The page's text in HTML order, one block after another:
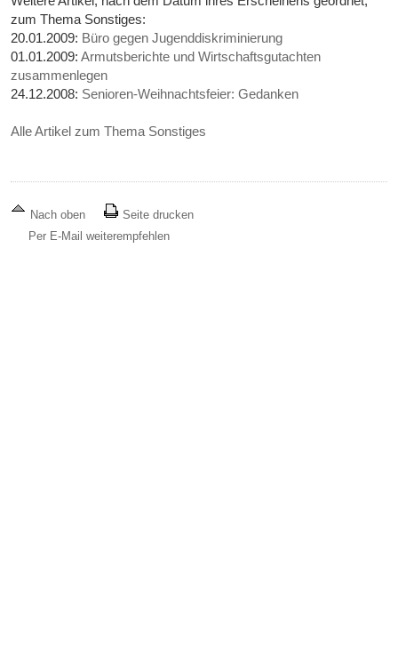
zum Thema Sonstiges:
20.01.2009: Büro gegen Jugenddiskriminierung
01.01.2009:Armutsberichte und Wirtschaftsgutachten
zusammenlegen
24.12.2008: Senioren-Weihnachtsfeier: Gedanken
Alle Artikel zum Thema Sonstiges
Nach oben
Seite drucken
Per E-Mail weiterempfehlen